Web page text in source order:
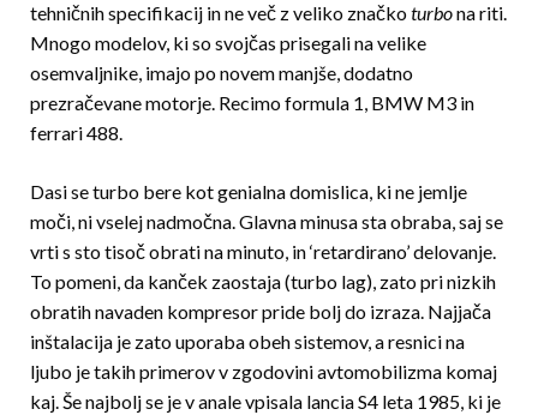
tehničnih specifikacij in ne več z veliko značkoturbo na riti.
Mnogo modelov, ki so svoj­čas prisegali na velike
osemvaljnike, imajo po novem manjše, dodatno
prezračevane motorje. Recimo formula 1, BMW M3 in
ferrari 488.
Dasi se turbo bere kot genialna domislica, ki ne jemlje
moči, ni vselej nadmočna. Glavna minusa sta obraba, saj se
vrti s sto tisoč obrati na minuto, in ‘retardirano’ delovanje.
To pomeni, da kanček za­ostaja (turbo lag), zato pri nizkih
obratih navaden kompresor pride bolj do izraza. Najjača
inštalacija je zato uporaba obeh sistemov, a resnici na
ljubo je takih primerov v zgodovini avtomobilizma komaj
kaj. Še najbolj se je v anale vpisala lancia S4 leta 1985, ki je